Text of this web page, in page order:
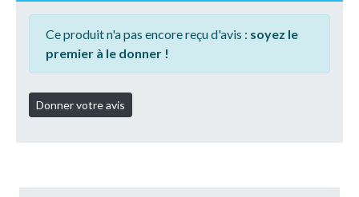
Ce produit n'a pas encore reçu d'avis : soyez le
premier à le donner !